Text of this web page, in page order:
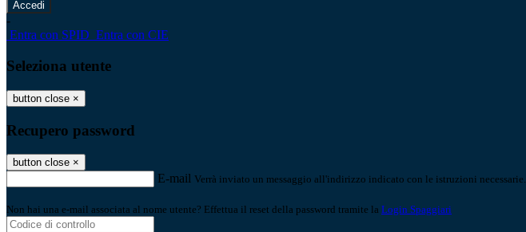
-
Entra con SPID Entra con CIE
Seleziona utente
button close ×
Recupero password
button close ×
E-mail Verrà inviato un messaggio all'indirizzo indicato con le istruzioni necessarie.
Non hai una e-mail associata al nome utente? Effettua il reset della password tramite la Login Spaggiari